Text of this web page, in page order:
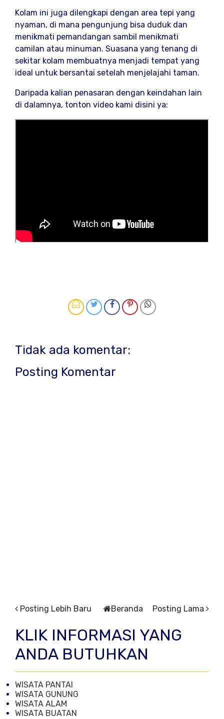
Kolam ini juga dilengkapi dengan area tepi yang
nyaman, di mana pengunjung bisa duduk dan
menikmati pemandangan sambil menikmati
camilan atau minuman. Suasana yang tenang di
sekitar kolam membuatnya menjadi tempat yang
ideal untuk bersantai setelah menjelajahi taman.
Daripada kalian penasaran dengan keindahan lain
di dalamnya, tonton video kami disini ya:
Tidak ada komentar:
Posting Komentar
Posting Lebih Baru Posting Lama
Beranda
KLIK INFORMASI YANG
ANDA BUTUHKAN
WISATA PANTAI
WISATA GUNUNG
WISATA ALAM
WISATA BUATAN